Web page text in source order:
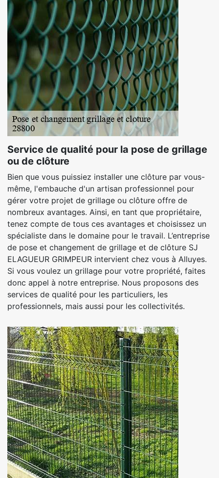
Service de qualité pour la pose de grillage
ou de clôture
Bien que vous puissiez installer une clôture par vous-
même, l'embauche d'un artisan professionnel pour
gérer votre projet de grillage ou clôture offre de
nombreux avantages. Ainsi, en tant que propriétaire,
tenez compte de tous ces avantages et choisissez un
spécialiste dans le domaine pour le travail. L’entreprise
de pose et changement de grillage et de clôture SJ
ELAGUEUR GRIMPEUR intervient chez vous à Alluyes.
Si vous voulez un grillage pour votre propriété, faites
donc appel à notre entreprise. Nous proposons des
services de qualité pour les particuliers, les
professionnels, mais aussi pour les collectivités.